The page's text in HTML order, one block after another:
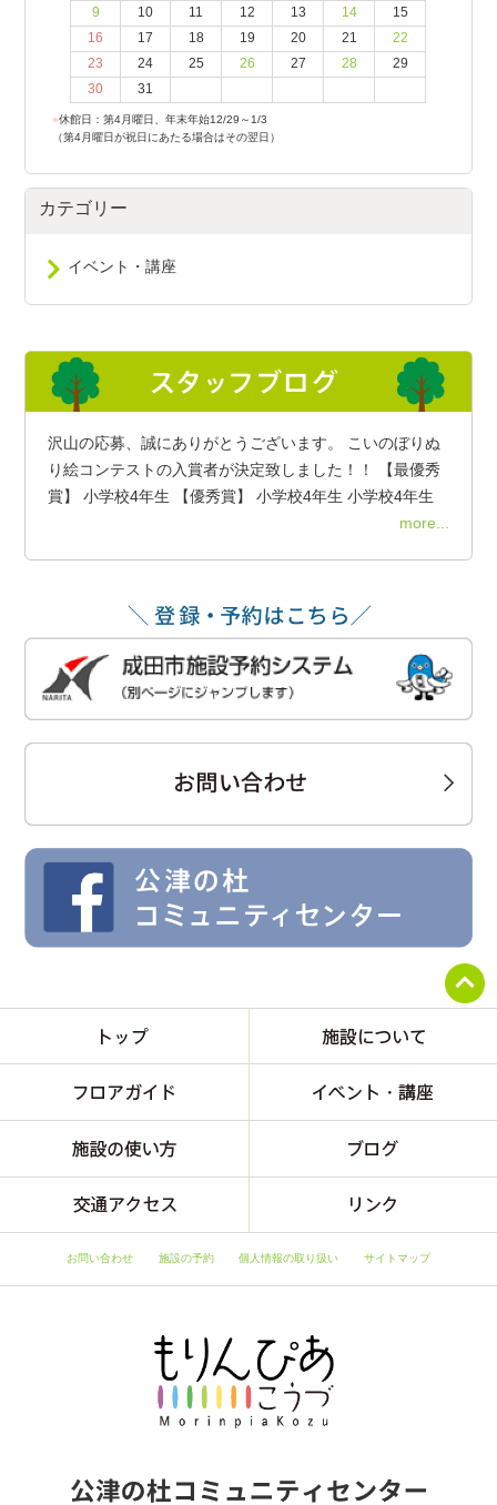
9
10 11 12 13 14
15
16
17 18 19 20 21
22
23
24 25 26 27 28
29
30
31
●休館日：第4月曜日、年末年始12/29～1/3
（第4月曜日が祝日にあたる場合はその翌日）
カテゴリー
イベント・講座
沢山の応募、誠にありがとうございます。 こいのぼりぬ
り絵コンテストの入賞者が決定致しました！！ 【最優秀
賞】 小学校4年生 【優秀賞】 小学校4年生 小学校4年生
more...
お問い合わせ 施設の予約 個人情報の取り扱い サイトマップ